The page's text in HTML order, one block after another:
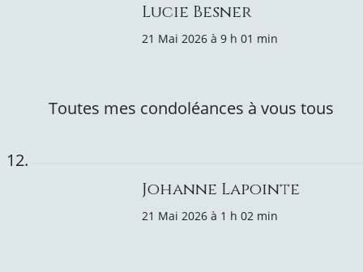
Lucie Besner
21 Mai 2026 à 9 h 01 min
Toutes mes condoléances à vous tous
Johanne Lapointe
21 Mai 2026 à 1 h 02 min